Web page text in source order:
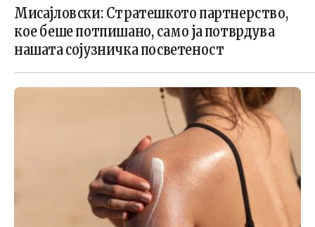
Мисајловски: Стратешкото партнерство,
кое беше потпишано, само ја потврдува
нашата сојузничка посветеност